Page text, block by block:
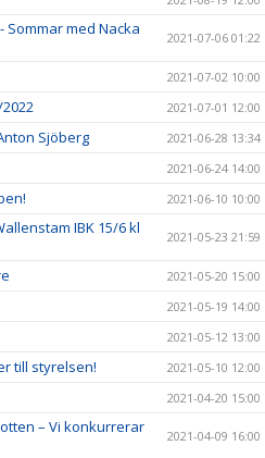
Sommar med Nacka
2021-07-06 01:22
2021-07-02 10:00
2021-07-01 12:00
Sjöberg 2021-06-28 13:34
2021-06-24 14:00
2021-06-10 10:00
IBK 15/6 kl
2021-05-23 21:59
2021-05-20 15:00
2021-05-19 14:00
2021-05-12 13:00
till styrelsen! 2021-05-10 12:00
2021-04-20 15:00
– Vi konkurrerar
2021-04-09 16:00